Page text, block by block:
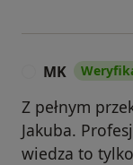
MK
Z pełnym
Jakuba.
wiedza to